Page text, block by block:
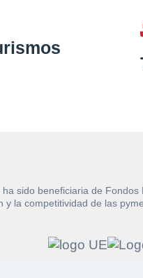
sido beneficiaria de
y la competitividad de las